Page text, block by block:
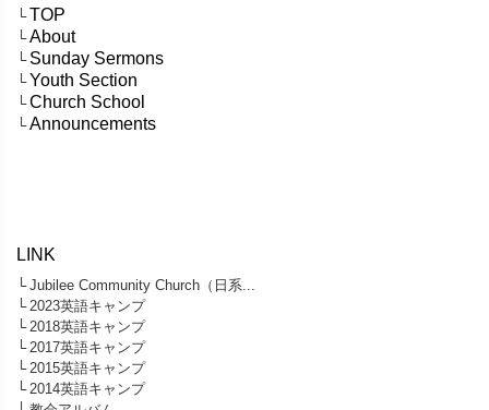
└TOP
└About
└ Sunday Sermons
└Youth Section
└Church School
└Announcements
LINK
└Jubilee Community Church（日系...
└2023英語キャンプ
└2018英語キャンプ
└2017英語キャンプ
└2015英語キャンプ
└2014英語キャンプ